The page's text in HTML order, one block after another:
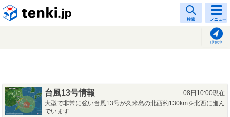
検索 メニュー
現在地
台風13号情報
08日10:00現在
大型で非常に強い台風13号が久米島の北西約130kmを北西に進ん
でいます